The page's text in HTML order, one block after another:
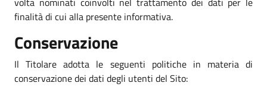
finalità di cui alla presente informativa.
Conservazione
Il Titolare adotta le seguenti politiche in materia di
conservazione dei dati degli utenti del Sito: